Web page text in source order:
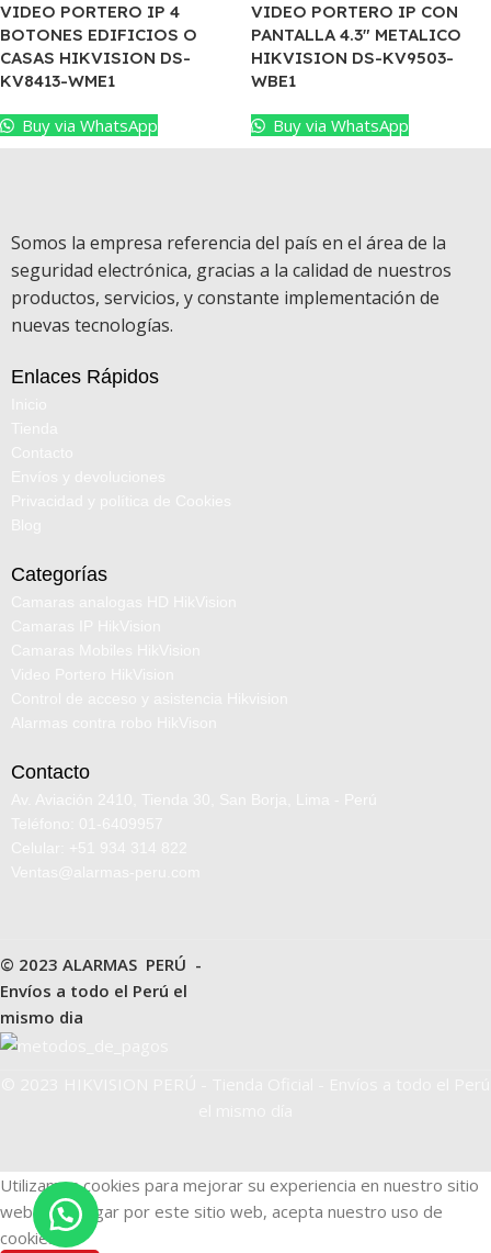
VIDEO PORTERO IP 4
BOTONES EDIFICIOS O
CASAS HIKVISION DS-
KV8413-WME1
Buy via WhatsApp
VIDEO PORTERO IP CON
PANTALLA 4.3″ METALICO
HIKVISION DS-KV9503-
WBE1
Buy via WhatsApp
Somos la empresa referencia del país en el área de la
seguridad electrónica, gracias a la calidad de nuestros
productos, servicios, y constante implementación de
nuevas tecnologías.
Enlaces Rápidos
Categorías
Contacto
© 2023 ALARMAS PERÚ -
Envíos a todo el Perú el
mismo dia
Utilizamos cookies para mejorar su experiencia en nuestro sitio
web. Al navegar por este sitio web, acepta nuestro uso de
cookies.